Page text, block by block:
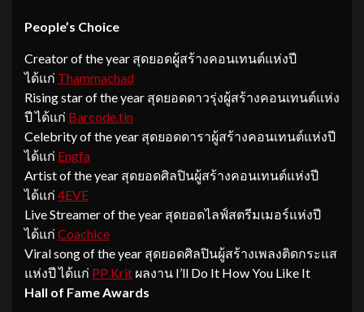
People’s Choice
Creator of the year สุดยอดผู้สร้างคอนเทนต์แห่งปี
ได้แก่ Thammachad
Rising star of the year สุดยอดดาวรุ่งผู้สร้างคอนเทนต์แห่ง
ปี ได้แก่ Barcode.tin
Celebrity of the year สุดยอดดาราผู้สร้างคอนเทนต์แห่งปี
ได้แก่ Engfa
Artist of the year สุดยอดศิลปินผู้สร้างคอนเทนต์แห่งปี
ได้แก่ 4EVE
Live Streamer of the year สุดยอดไลฟ์สตรีมเมอร์แห่งปี
ได้แก่ Coachice
Viral song of the year สุดยอดศิลปินผู้สร้างเพลงติดกระแส
แห่งปี ได้แก่ PP Krit ผลงาน I’ll Do It How You Like It
Hall of Fame Awards